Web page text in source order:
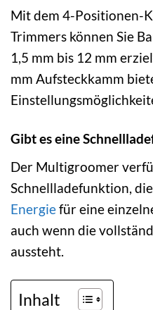
Mit dem 4-Positionen-
Trimmers können Sie
1,5 mm bis 12 mm
mm Aufsteckkamm
Gibt es eine
Der Multigroomer
Schnellladefunktion,
Energiefür eine
auch wenn die
aussteht.
Inhalt